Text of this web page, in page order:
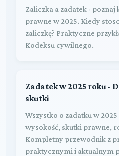
Zaliczka a zadatek -
prawne w 2025. Kiedy
zaliczkę? Praktyczne
Kodeksu cywilnego.
Zadatek w 2025 roku -
skutki
Wszystko o zadatku w
wysokość, skutki prawne,
Kompletny przewodnik z
praktycznymi i aktualnym